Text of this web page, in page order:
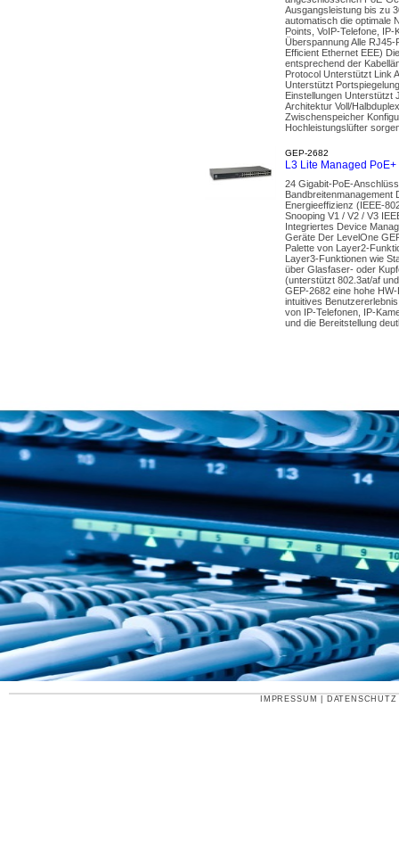
Ausgangsleistung bis zu
automatisch die optimale
Points, VoIP-Telefone,
Überspannung Alle
Efficient Ethernet EEE)
entsprechend der
Protocol Unterstützt Link
Unterstützt
Einstellungen Unterstützt
Architektur Voll/
Zwischenspeicher
Hochleistungslüfter
GEP-2682
L3 Lite Managed
24 Gigabit-PoE-
Energieeffizienz (IEEE-
Snooping V1 / V2 / V3
Integriertes Device
Geräte Der LevelOne
Palette von Layer2-
Layer3-Funktionen wie
über Glasfaser- oder
(unterstützt 802.3at/af
GEP-2682 eine hohe
intuitives
von IP-Telefonen, IP-
und die Bereitstellung
IMPRESSUM DATENSCHUTZ